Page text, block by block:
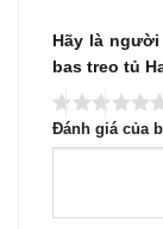
Hãy là
bas treo tủ
Đánh giá của